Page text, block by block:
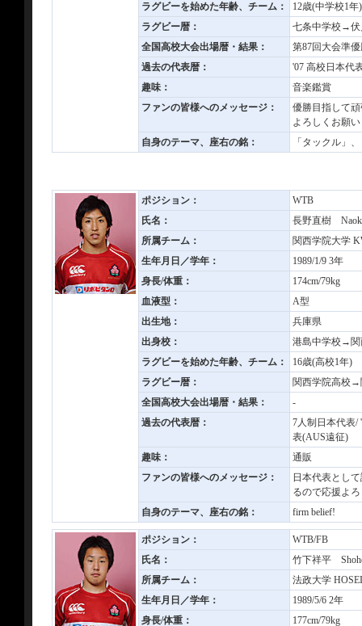
ラグビーを始めた年齢、チーム：
12歳(中学校1
ラグビー暦：
七条中学校→
全国高校大会出場暦・結果：
第87回大会準
過去の代表暦：
'07 高校日本代
趣味：
音楽鑑賞
ファンの皆様へのメッセージ：
優勝目指して
よろしくお願
自身のテーマ、座右の銘：
「タックル」
ポジション：
WTB
氏名：
長野直樹
所属チーム：
関西学院大学
生年月日／学年：
1989/1/9 3年
身長/体重：
174cm/79kg
血液型：
A型
出生地：
兵庫県
出身校：
港島中学校→
ラグビーを始めた年齢、チーム：
16歳(高校1年)
ラグビー暦：
関西学院高校→
全国高校大会出場暦・結果：
-
過去の代表暦：
7人制日本代表/
表(AUS遠征)
趣味：
通販
ファンの皆様へのメッセージ：
日本代表とし
るので応援よ
自身のテーマ、座右の銘：
firm belief!
ポジション：
WTB/FB
氏名：
竹下祥平
所属チーム：
法政大学
生年月日／学年：
1989/5/6 2年
身長/体重：
177cm/79kg